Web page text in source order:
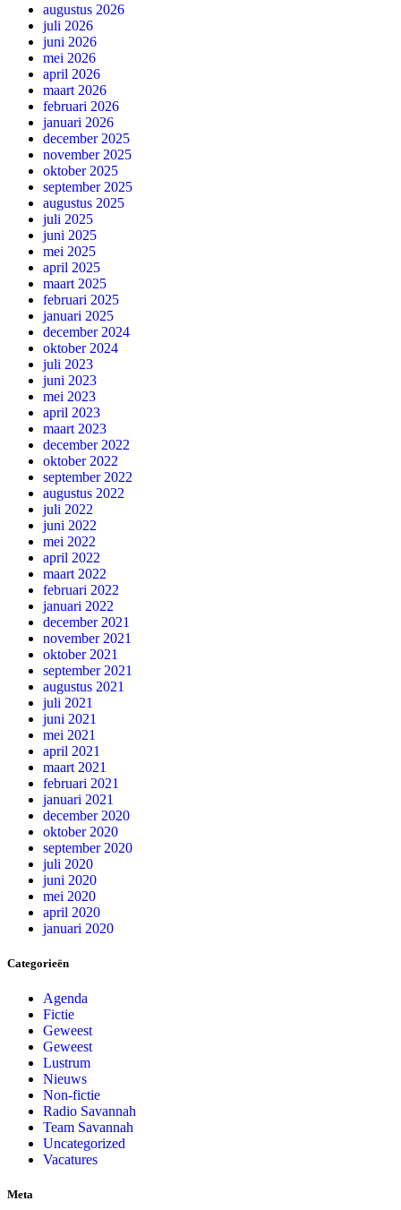
augustus 2026
juli 2026
juni 2026
mei 2026
april 2026
maart 2026
februari 2026
januari 2026
december 2025
november 2025
oktober 2025
september 2025
augustus 2025
juli 2025
juni 2025
mei 2025
april 2025
maart 2025
februari 2025
januari 2025
december 2024
oktober 2024
juli 2023
juni 2023
mei 2023
april 2023
maart 2023
december 2022
oktober 2022
september 2022
augustus 2022
juli 2022
juni 2022
mei 2022
april 2022
maart 2022
februari 2022
januari 2022
december 2021
november 2021
oktober 2021
september 2021
augustus 2021
juli 2021
juni 2021
mei 2021
april 2021
maart 2021
februari 2021
januari 2021
december 2020
oktober 2020
september 2020
juli 2020
juni 2020
mei 2020
april 2020
januari 2020
Categorieën
Agenda
Fictie
Geweest
Geweest
Lustrum
Nieuws
Non-fictie
Radio Savannah
Team Savannah
Uncategorized
Vacatures
Meta